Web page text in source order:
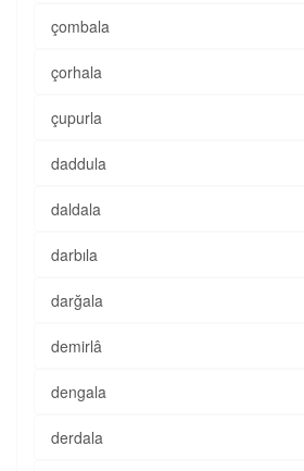
çombala
çorhala
çupurla
daddula
daldala
darbıla
darğala
demirlâ
dengala
derdala